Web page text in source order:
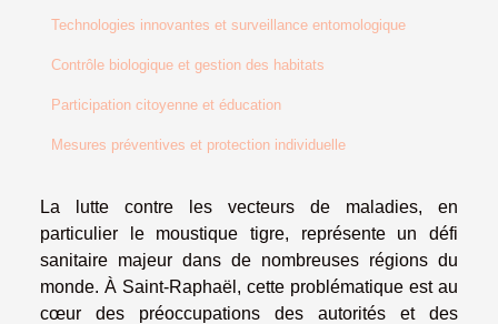
Technologies innovantes et surveillance entomologique
Contrôle biologique et gestion des habitats
Participation citoyenne et éducation
Mesures préventives et protection individuelle
La lutte contre les vecteurs de maladies, en
particulier le moustique tigre, représente un défi
sanitaire majeur dans de nombreuses régions du
monde. À Saint-Raphaël, cette problématique est au
cœur des préoccupations des autorités et des